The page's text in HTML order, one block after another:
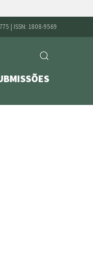
| ISSN: 1808-9569